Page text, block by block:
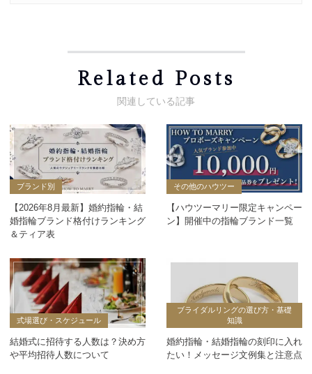
Related Posts
ブランド別
【2026年8月最新】婚約指輪・結
婚指輪ブランド格付けランキング
＆ティア表
その他のハウツー
【ハウツーマリー限定キャンペー
ン】開催中の指輪ブランド一覧
式場選び・スケジュール
結婚式に招待する人数は？決め方
や平均招待人数について
ブライダルリングの選び方・基礎
知識
婚約指輪・結婚指輪の刻印に入れ
たい！メッセージ文例集と注意点